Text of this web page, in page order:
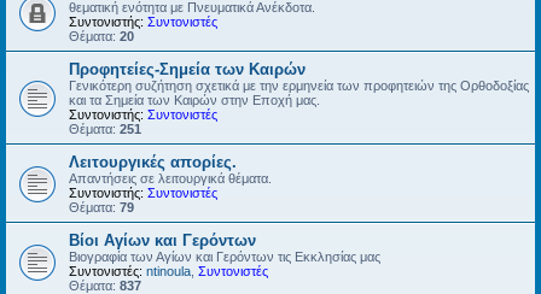
θεματική ενότητα με Πνευματικά Ανέκδοτα.
Συντονιστής: Συντονιστές
Θέματα: 20
Προφητείες-Σημεία των Καιρών
Γενικότερη συζήτηση σχετικά με την ερμηνεία των προφητειών της Ορθοδοξίας
και τα Σημεία των Καιρών στην Εποχή μας.
Συντονιστής: Συντονιστές
Θέματα: 251
Λειτουργικές απορίες.
Απαντήσεις σε λειτουργικά θέματα.
Συντονιστής: Συντονιστές
Θέματα: 79
Βίοι Αγίων και Γερόντων
Βιογραφία των Αγίων και Γερόντων τις Εκκλησίας μας
Συντονιστές: ntinoula Συντονιστές
Θέματα: 837